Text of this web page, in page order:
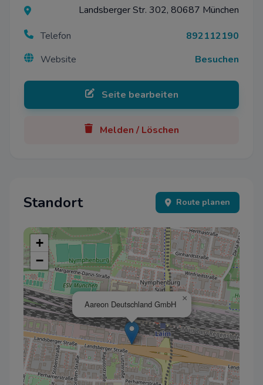
Landsberger Str. 302, 80687 München
Telefon
892112190
Website
Besuchen
Seite bearbeiten
Melden / Löschen
Standort Route planen
Aareon Deutschland GmbH
×
+
−